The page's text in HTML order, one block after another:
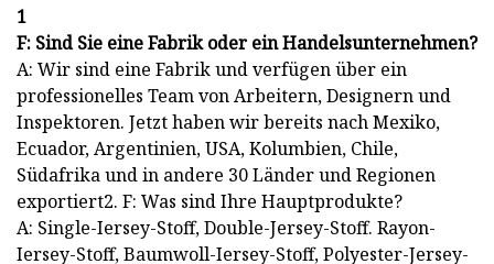
1
F: Sind Sie eine Fabrik oder ein Handelsunternehmen?
A: Wir sind eine Fabrik und verfügen über ein
professionelles Team von Arbeitern, Designern und
Inspektoren. Jetzt haben wir bereits nach Mexiko,
Ecuador, Argentinien, USA, Kolumbien, Chile,
Südafrika und in andere 30 Länder und Regionen
exportiert2. F: Was sind Ihre Hauptprodukte?
A: Single-Iersey-Stoff, Double-Jersey-Stoff. Rayon-
Iersey-Stoff, Baumwoll-Iersey-Stoff, Polyester-Jersey-